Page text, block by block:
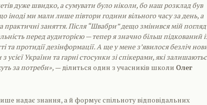
дуже швидко, а сумувати було ніколи, бо наш розклад був
іноді ми мали лише півтори години вільного часу за день, а
практичні заняття. Після “Швабри” дещо змінився мій
перед аудиторією — тепер я значно більш підкований
та протидії дезінформації. А ще у мене з’явилося безліч
усієї України та гарні стосунки зі спікерами, які
за потреби», — ділиться один з учасників школи Олег
надає знання, а й формує спільноту відповідальних